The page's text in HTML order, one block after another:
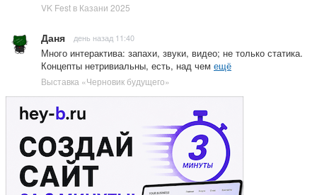
VK Fest в Казани 2025
Даня день назад 11:40
Много интерактива: запахи, звуки, видео; не только статика.
Концепты нетривиальны, есть, над чем ещё
Выставка «Черновик будущего»